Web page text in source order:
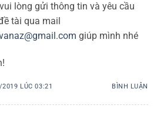
lòng gửi thông tin và yêu cầu
tài qua mail
giúp mình nhé
LÚC 03:21 BÌNH LUẬN